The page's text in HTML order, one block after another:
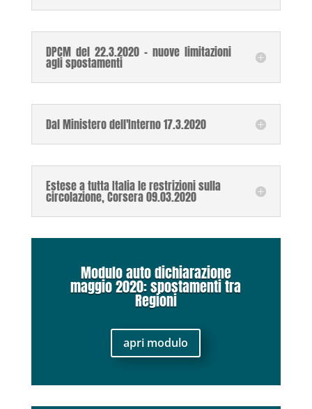
DPCM del 22.3.2020 - nuove limitazioni
agli spostamenti
Dal Ministero dell'Interno 17.3.2020
Estese a tutta Italia le restrizioni sulla
circolazione, Corsera 09.03.2020
Modulo auto dichiarazione
maggio 2020: spostamenti tra
Regioni
apri modulo